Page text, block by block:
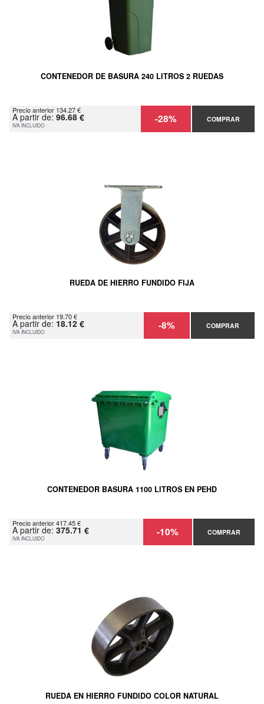
CONTENEDOR DE BASURA 240 LITROS 2 RUEDAS
Precio anterior 134.27 €
A partir de: 96.68 €
IVA INCLUIDO -28% COMPRAR
RUEDA DE HIERRO FUNDIDO FIJA
Precio anterior 19.70 €
A partir de: 18.12 €
IVA INCLUIDO -8% COMPRAR
CONTENEDOR BASURA 1100 LITROS EN PEHD
Precio anterior 417.45 €
A partir de: 375.71 €
IVA INCLUIDO -10% COMPRAR
RUEDA EN HIERRO FUNDIDO COLOR NATURAL